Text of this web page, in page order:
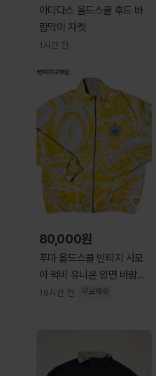
아디다스 올드스쿨 후드 바
람막이 자켓
1시간 전
80,000원
푸마 올드스쿨 빈티지 사모
아 럭비 유니온 양면 바람막
이 자켓
19시간 전 무료배송